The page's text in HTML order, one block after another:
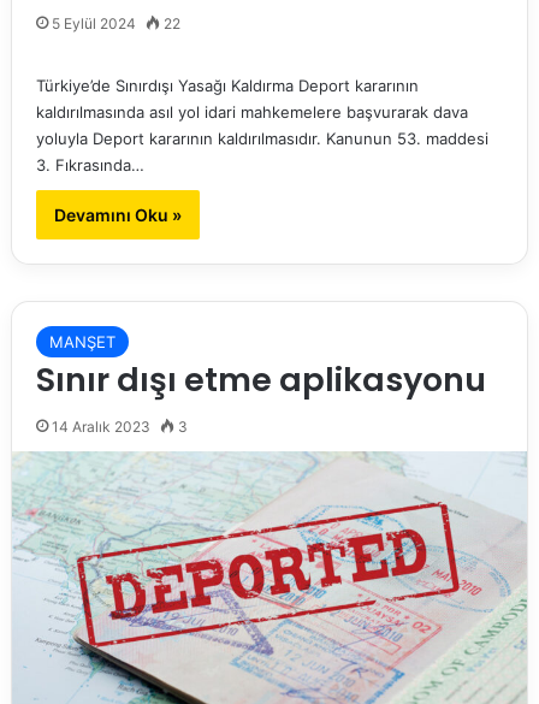
5 Eylül 2024 22
Türkiye’de Sınırdışı Yasağı Kaldırma Deport kararının
kaldırılmasında asıl yol idari mahkemelere başvurarak dava
yoluyla Deport kararının kaldırılmasıdır. Kanunun 53. maddesi
3. Fıkrasında…
Devamını Oku »
MANŞET
Sınır dışı etme aplikasyonu
14 Aralık 2023 3